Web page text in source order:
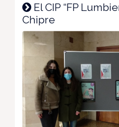
El CIP “FP
Chipre